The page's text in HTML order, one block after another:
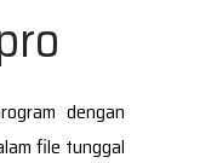
dengan
file tunggal